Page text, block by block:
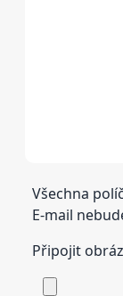
Všechna
E-mail
Připojit